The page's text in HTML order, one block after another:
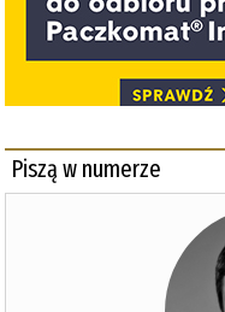
Piszą w numerze